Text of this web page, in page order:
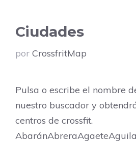
Ciudades
por CrossfritMap
Pulsa o escribe el nombre
nuestro buscador y
centros de crossfit.